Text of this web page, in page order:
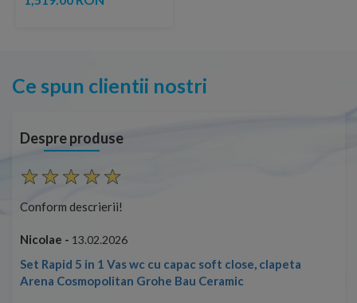
Ce spun clientii nostri
Despre produse
Conform descrierii!
Nicolae - 13.02.2026
Set Rapid 5 in 1 Vas wc cu capac soft close, clapeta
Arena Cosmopolitan Grohe Bau Ceramic